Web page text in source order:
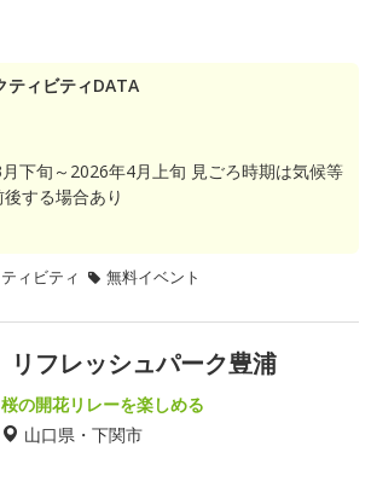
ティビティDATA
下旬～2026年4月上旬 見ごろ時期は気候等
する場合あり
ィビティ 無料イベント
リフレッシュパーク豊浦
桜の開花リレーを楽しめる
山口県・下関市